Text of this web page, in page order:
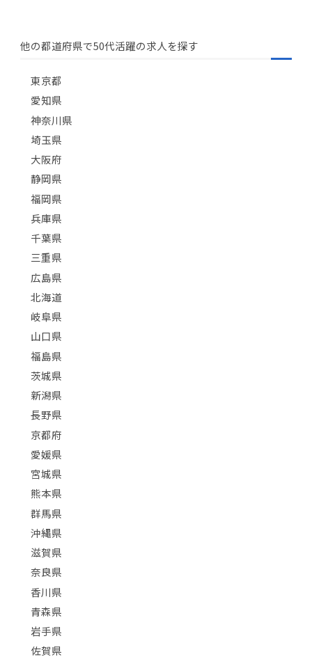
他の都道府県で50代活躍の求人を探す
東京都
愛知県
神奈川県
埼玉県
大阪府
静岡県
福岡県
兵庫県
千葉県
三重県
広島県
北海道
岐阜県
山口県
福島県
茨城県
新潟県
長野県
京都府
愛媛県
宮城県
熊本県
群馬県
沖縄県
滋賀県
奈良県
香川県
青森県
岩手県
佐賀県